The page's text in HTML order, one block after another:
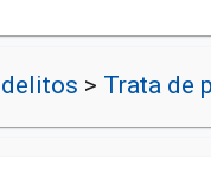
> Trata de